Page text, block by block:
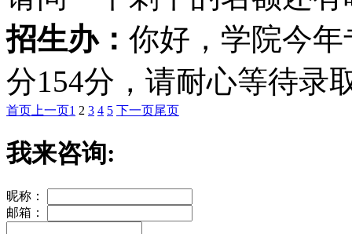
招生办： 你好，学院今
分154分，请耐心等待录
首页 上一页1 2 3 4 5 下一页尾页
我来咨询:
昵称：
邮箱：